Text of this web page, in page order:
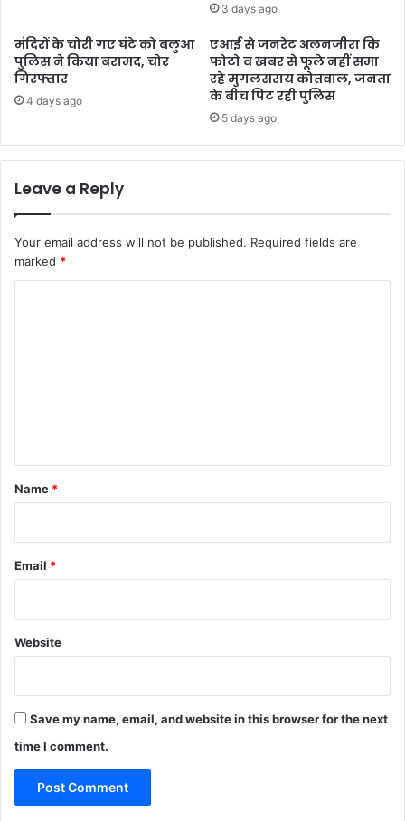
3 days ago
मंदिरों के चोरी गए घंटे को बलुआ
पुलिस ने किया बरामद, चोर
गिरफ्तार
4 days ago
एआई से जनरेट अलनजीरा कि
फोटो व खबर से फूले नहीं समा
रहे मुगलसराय कोतवाल, जनता
के बीच पिट रही पुलिस
5 days ago
Leave a Reply
Your email address will not be published. Required fields are
marked *
*
Name *
Email *
Website
Save my name, email, and website in this browser for the next
time I comment.